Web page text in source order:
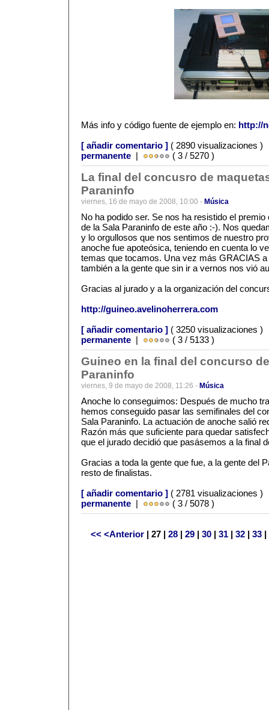
Más info y código fuente de ejemplo en: http://
[ añadir comentario ] ( 2890 visualizaciones
permanente | ( 3 / 5270 )
La final del concusro de
Paraninfo
viernes, 16 de mayo de 2008, 10:00 - Música
No ha podido ser. Se nos ha resistido el
de la Sala Paraninfo de este año :-). Nos
y lo orgullosos que nos sentimos de nuestro
anoche fue apoteósica, teniendo en cuenta lo
temas que tocamos. Una vez más GRACIAS
también a la gente que sin ir a vernos nos vió
Gracias al jurado y a la organización del
http://guineo.avelinoherrera.com
[ añadir comentario ] ( 3250 visualizaciones
permanente | ( 3 / 5133 )
Guineo en la final del concurso
Paraninfo
viernes, 9 de mayo de 2008, 11:26 - Música
Anoche lo conseguimos: Después de mucho
hemos conseguido pasar las semifinales del
Sala Paraninfo. La actuación de anoche salió
Razón más que suficiente para quedar
que el jurado decidió que pasásemos a la final
Gracias a toda la gente que fue, a la gente del
resto de finalistas.
[ añadir comentario ] ( 2781 visualizaciones
permanente | ( 3 / 5078 )
<< <Anterior | 27 | 28| 29| 30| 31| 32| 33|